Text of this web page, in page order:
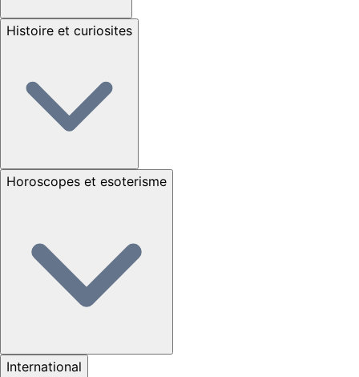
Histoire et curiosites
Horoscopes et esoterisme
International